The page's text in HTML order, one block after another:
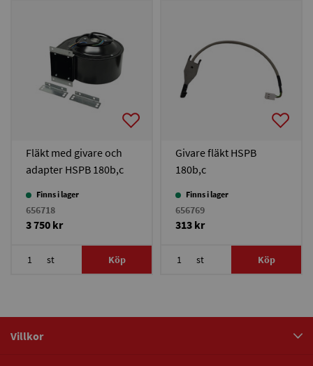
Fläkt med givare och
adapter HSPB 180b,c
Finns i lager
656718
3 750 kr
st Köp
Givare fläkt HSPB
180b,c
Finns i lager
656769
313 kr
st Köp
Villkor